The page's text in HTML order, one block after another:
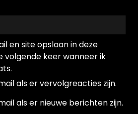
en site opslaan in deze
volgende keer wanneer ik
als er vervolgreacties zijn.
als er nieuwe berichten zijn.